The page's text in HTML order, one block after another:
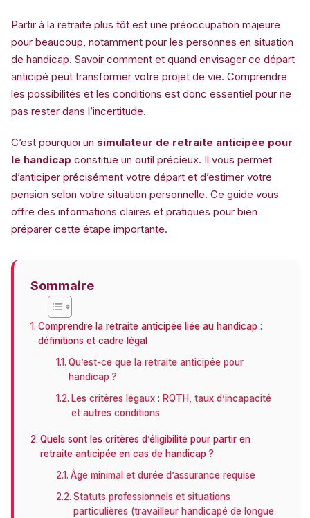
Partir à la retraite plus tôt est une préoccupation majeure
pour beaucoup, notamment pour les personnes en situation
de handicap. Savoir comment et quand envisager ce départ
anticipé peut transformer votre projet de vie. Comprendre
les possibilités et les conditions est donc essentiel pour ne
pas rester dans l’incertitude.
C’est pourquoi un simulateur de retraite anticipée pour
le handicap constitue un outil précieux. Il vous permet
d’anticiper précisément votre départ et d’estimer votre
pension selon votre situation personnelle. Ce guide vous
offre des informations claires et pratiques pour bien
préparer cette étape importante.
Sommaire
Comprendre la retraite anticipée liée au handicap :
définitions et cadre légal
Qu’est-ce que la retraite anticipée pour
handicap ?
Les critères légaux : RQTH, taux d’incapacité
et autres conditions
Quels sont les critères d’éligibilité pour partir en
retraite anticipée en cas de handicap ?
Âge minimal et durée d’assurance requise
Statuts professionnels et situations
particulières (travailleur handicapé de longue